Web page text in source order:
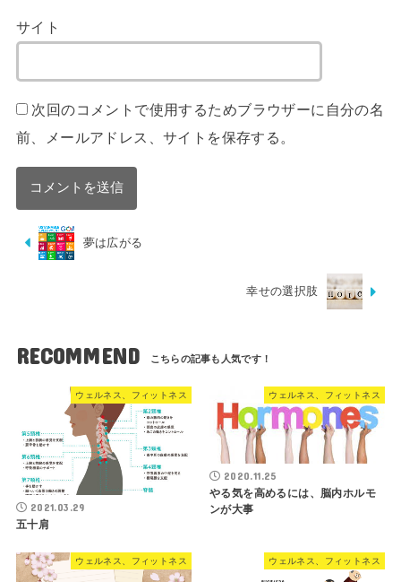
サイト
次回のコメントで使用するためブラウザーに自分の名
前、メールアドレス、サイトを保存する。
夢は広がる
幸せの選択肢
RECOMMEND
ウェルネス、フィットネス
2021.03.29
五十肩
ウェルネス、フィットネス
2020.11.25
やる気を高めるには、脳内ホルモ
ンが大事
ウェルネス、フィットネス ウェルネス、フィットネス